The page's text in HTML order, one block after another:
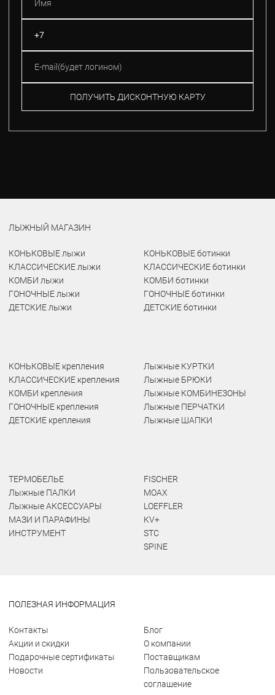
ПОЛУЧИТЬ ДИСКОНТНУЮ КАРТУ
ЛЫЖНЫЙ МАГАЗИН
КОНЬКОВЫЕ лыжи
КЛАССИЧЕСКИЕ лыжи
КОМБИ лыжи
ГОНОЧНЫЕ лыжи
ДЕТСКИЕ лыжи
КОНЬКОВЫЕ ботинки
КЛАССИЧЕСКИЕ ботинки
КОМБИ ботинки
ГОНОЧНЫЕ ботинки
ДЕТСКИЕ ботинки
КОНЬКОВЫЕ крепления
КЛАССИЧЕСКИЕ крепления
КОМБИ крепления
ГОНОЧНЫЕ крепления
ДЕТСКИЕ крепления
Лыжные КУРТКИ
Лыжные БРЮКИ
Лыжные КОМБИНЕЗОНЫ
Лыжные ПЕРЧАТКИ
Лыжные ШАПКИ
ТЕРМОБЕЛЬЕ
Лыжные ПАЛКИ
Лыжные АКСЕССУАРЫ
МАЗИ И ПАРАФИНЫ
ИНСТРУМЕНТ
FISCHER
MOAX
LOEFFLER
KV+
STC
SPINE
ПОЛЕЗНАЯ ИНФОРМАЦИЯ
Контакты
Акции и скидки
Подарочные сертификаты
Новости
Блог
О компании
Поставщикам
Пользовательское
соглашение